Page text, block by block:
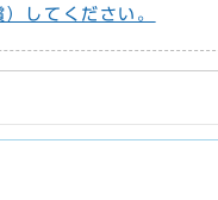
してください。